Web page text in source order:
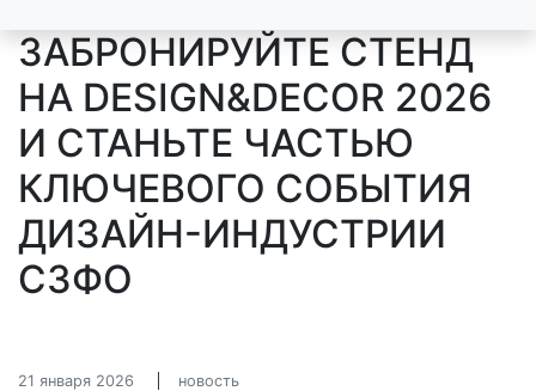
ЗАБРОНИРУЙТЕ СТЕНД
НА DESIGN&DECOR 2026
И СТАНЬТЕ ЧАСТЬЮ
КЛЮЧЕВОГО СОБЫТИЯ
ДИЗАЙН-ИНДУСТРИИ
СЗФО
21 января 2026 новость